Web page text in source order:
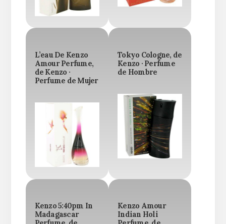
L’eau De Kenzo
Amour Perfume,
de Kenzo ·
Perfume de Mujer
Tokyo Cologne, de
Kenzo · Perfume
de Hombre
Kenzo 5:40pm In
Madagascar
Kenzo Amour
Indian Holi